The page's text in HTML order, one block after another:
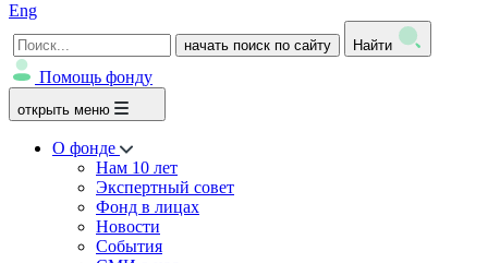
Eng
начать поиск по сайту Найти
Помощь фонду
открыть меню
О фонде
Нам 10 лет
Экспертный совет
Фонд в лицах
Новости
События